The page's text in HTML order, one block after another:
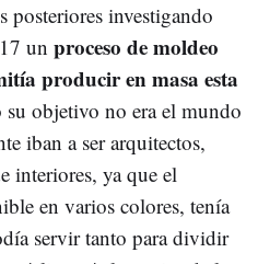
posteriores investigando
un proceso de moldeo
producir en masa esta
su objetivo no era el mundo
iban a ser arquitectos,
interiores, ya que el
en varios colores, tenía
servir tanto para dividir